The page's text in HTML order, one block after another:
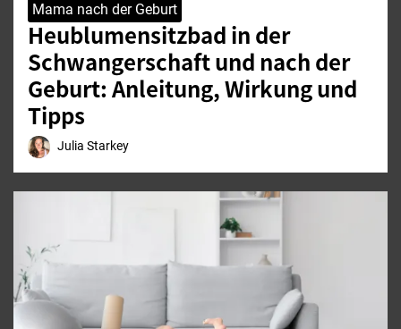
Mama nach der Geburt
Heublumensitzbad in der
Schwangerschaft und nach der
Geburt: Anleitung, Wirkung und
Tipps
Julia Starkey